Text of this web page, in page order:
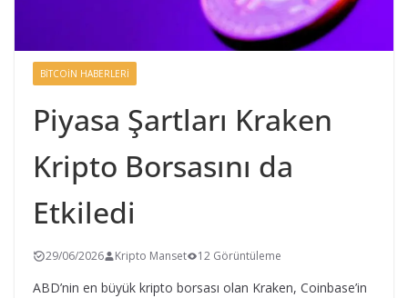
BITCOIN HABERLERI
Piyasa Şartları Kraken
Kripto Borsasını da
Etkiledi
29/06/2026 Kripto Manset 12 Görüntüleme
ABD’nin en büyük kripto borsası olan Kraken, Coinbase’in